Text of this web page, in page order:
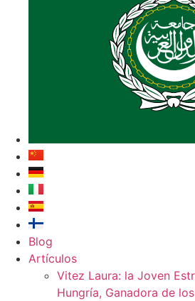
Blog
Artículos
Vitez Laura: la Joven
Hungría, Ganadora de